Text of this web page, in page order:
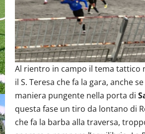
Al rientro in campo il tema tattico
il S. Teresa che fa la gara, anche
maniera pungente nella porta di
questa fase un tiro da lontano di
che fa la barba alla traversa,